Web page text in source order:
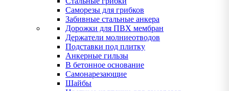
Саморезы для грибков
Забивные стальные анкера
Дорожки для ПВХ мембран
Держатели молниеотводов
Подставки под плитку
Анкерные гильзы
В бетонное основание
Самонарезающие
Шайбы